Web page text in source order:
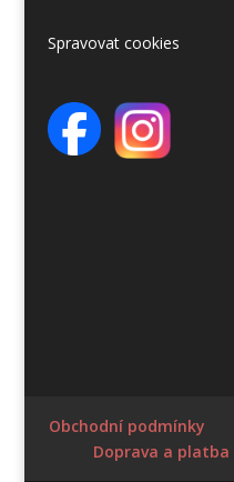
Spravovat cookies
Obchodní podmínky
Doprava a platba